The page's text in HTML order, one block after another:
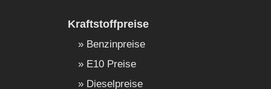
Kraftstoffpreise
Benzinpreise
E10 Preise
Dieselpreise